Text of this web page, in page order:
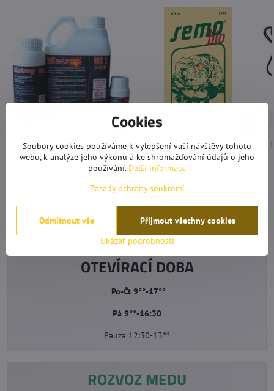
40%
Metrop MR 1 1L
Skladem
BIO Salát hlávkový
Skladem
11,50 Kč
Do košíku
OTEVÍRACÍ DOBA
Po-Čt 9°°-17°°
Pá 9°°-16:30
Pauza 12:30-13°°
ROZVOZ MEDU
Cookies
Soubory cookies používáme k vylepšení vaší návštěvy tohoto
webu, k analýze jeho výkonu a ke shromažďování údajů o jeho
používání. Další informace
Zásady ochrany soukromí
Ukázat podrobnosti
Přijmout všechny cookies
Odmítnout vše